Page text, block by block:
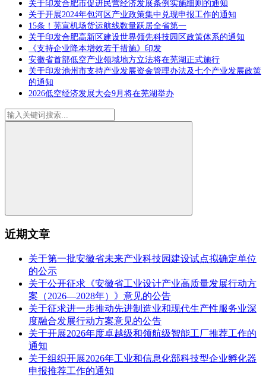
关于印发合肥市促进民营经济发展条例实施细则的通知
关于开展2024年包河区产业政策集中兑现申报工作的通知
15条！芜宣机场货运航线数量跃居全省第一
关于印发合肥高新区建设世界领先科技园区政策体系的通知
《支持企业降本增效若干措施》印发
安徽省首部低空产业领域地方立法将在芜湖正式施行
关于印发池州市支持产业发展资金管理办法及七个产业发展政策
的通知
2026低空经济发展大会9月将在芜湖举办
近期文章
关于第一批安徽省未来产业科技园建设试点拟确定单位
的公示
关于公开征求《安徽省工业设计产业高质量发展行动方
案（2026—2028年）》意见的公告
关于征求进一步推动先进制造业和现代生产性服务业深
度融合发展行动方案意见的公告
关于开展2026年度卓越级和领航级智能工厂推荐工作的
通知
关于组织开展2026年工业和信息化部科技型企业孵化器
申报推荐工作的通知